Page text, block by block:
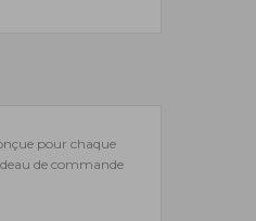
pour chaque
de commande